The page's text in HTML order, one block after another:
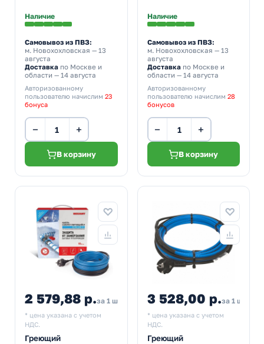
Наличие
Самовывоз из ПВЗ:
м. Новохохловская — 13
августа
Доставка по Москве и
области — 14 августа
Авторизованному
пользователю начислим 23
бонуса
− +
В корзину
Наличие
Самовывоз из ПВЗ:
м. Новохохловская — 13
августа
Доставкапо Москве и
области — 14 августа
Авторизованному
пользователю начислим 28
бонусов
− +
В корзину
2 579,88 р.за 1 шт
* цена указана с учетом
НДС.
Греющий
3 528,00 р.за 1 шт
* цена указана с учетом
НДС.
Греющий